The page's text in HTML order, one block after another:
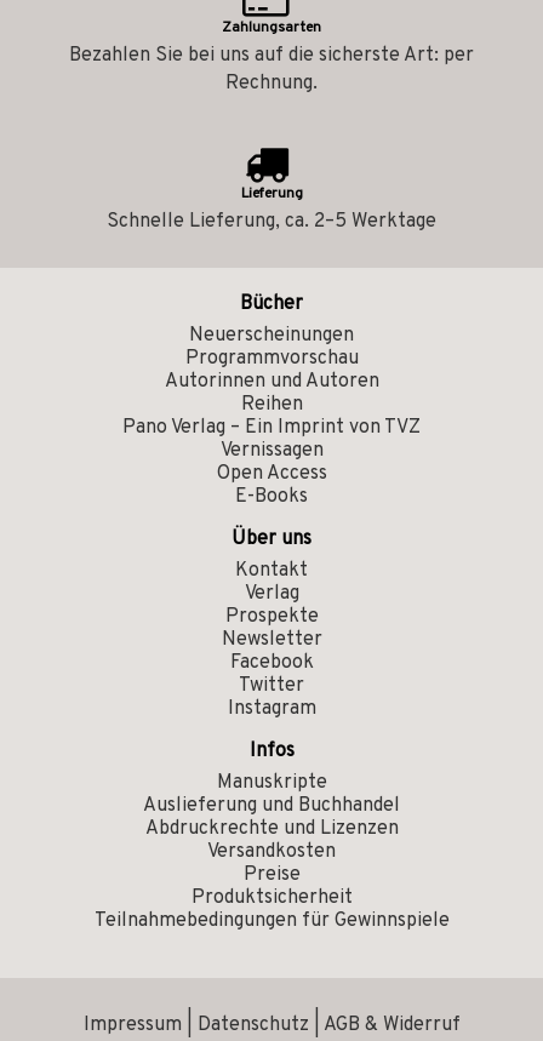
Zahlungsarten
Bezahlen Sie bei uns auf die sicherste Art: per
Rechnung.
Lieferung
Schnelle Lieferung, ca. 2–5 Werktage
Bücher
Neuerscheinungen
Programmvorschau
Autorinnen und Autoren
Reihen
Pano Verlag – Ein Imprint von TVZ
Vernissagen
Open Access
E-Books
Über uns
Kontakt
Verlag
Prospekte
Newsletter
Facebook
Twitter
Instagram
Infos
Manuskripte
Auslieferung und Buchhandel
Abdruckrechte und Lizenzen
Versandkosten
Preise
Produktsicherheit
Teilnahmebedingungen für Gewinnspiele
Impressum Datenschutz AGB & Widerruf